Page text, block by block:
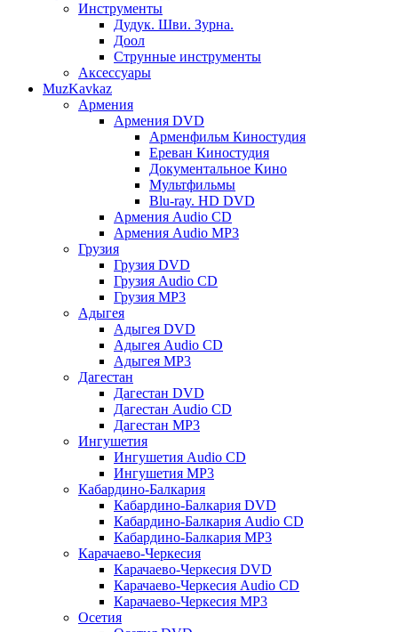
Инструменты
Дудук. Шви. Зурна.
Доол
Струнные инструменты
Аксессуары
MuzKavkaz
Армения
Армения DVD
Арменфильм Киностудия
Ереван Киностудия
Документальное Кино
Мультфильмы
Blu-ray. HD DVD
Армения Audio CD
Армения Audio MP3
Грузия
Грузия DVD
Грузия Audio CD
Грузия MP3
Адыгея
Адыгея DVD
Адыгея Audio CD
Адыгея MP3
Дагестан
Дагестан DVD
Дагестан Audio CD
Дагестан MP3
Ингушетия
Ингушетия Audio CD
Ингушетия MP3
Кабардино-Балкария
Кабардино-Балкария DVD
Кабардино-Балкария Audio CD
Кабардино-Балкария MP3
Карачаево-Черкесия
Карачаево-Черкесия DVD
Карачаево-Черкесия Audio CD
Карачаево-Черкесия MP3
Осетия